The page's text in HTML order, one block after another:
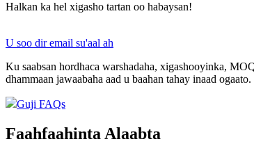
Halkan ka hel xigasho tartan oo habaysan!
U soo dir email su'aal ah
Ku saabsan hordhaca warshadaha, xigashooyinka,
dhammaan jawaabaha aad u baahan tahay inaad ogaato.
Guji FAQs
Faahfaahinta Alaabta